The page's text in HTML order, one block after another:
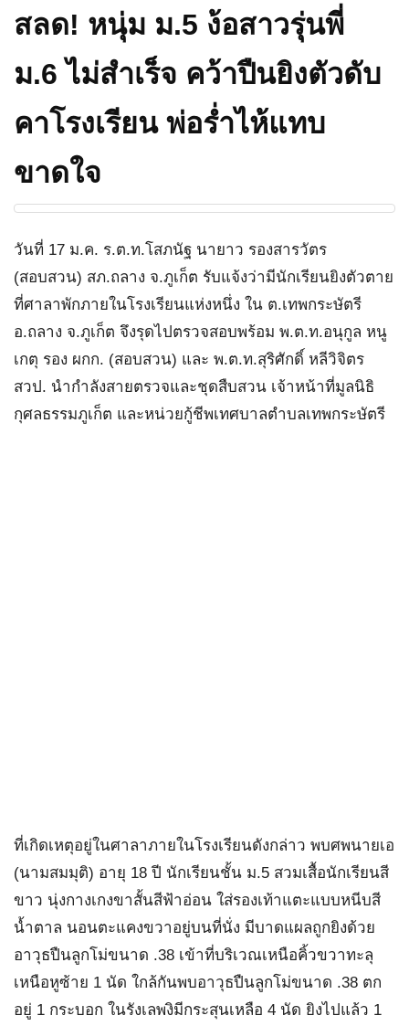
สลด! หนุ่ม ม.5 ง้อสาวรุ่นพี่
ม.6 ไม่สำเร็จ คว้าปืนยิงตัวดับ
คาโรงเรียน พ่อร่ำไห้แทบ
ขาดใจ
วันที่ 17 ม.ค. ร.ต.ท.โสภนัฐ นายาว รองสารวัตร
(สอบสวน) สภ.ถลาง จ.ภูเก็ต รับแจ้งว่ามีนักเรียนยิงตัวตาย
ที่ศาลาพักภายในโรงเรียนแห่งหนึ่ง ใน ต.เทพกระษัตรี
อ.ถลาง จ.ภูเก็ต จึงรุดไปตรวจสอบพร้อม พ.ต.ท.อนุกูล หนู
เกตุ รอง ผกก. (สอบสวน) และ พ.ต.ท.สุริศักดิ์ หลีวิจิตร
สวป. นำกำลังสายตรวจและชุดสืบสวน เจ้าหน้าที่มูลนิธิ
กุศลธรรมภูเก็ต และหน่วยกู้ชีพเทศบาลตำบลเทพกระษัตรี
ที่เกิดเหตุอยู่ในศาลาภายในโรงเรียนดังกล่าว พบศพนายเอ
(นามสมมุติ) อายุ 18 ปี นักเรียนชั้น ม.5 สวมเสื้อนักเรียนสี
ขาว นุ่งกางเกงขาสั้นสีฟ้าอ่อน ใส่รองเท้าแตะแบบหนีบสี
น้ำตาล นอนตะแคงขวาอยู่บนที่นั่ง มีบาดแผลถูกยิงด้วย
อาวุธปืนลูกโม่ขนาด .38 เข้าที่บริเวณเหนือคิ้วขวาทะลุ
เหนือหูซ้าย 1 นัด ใกล้กันพบอาวุธปืนลูกโม่ขนาด .38 ตก
อยู่ 1 กระบอก ในรังเลพงิมีกระสุนเหลือ 4 นัด ยิงไปแล้ว 1